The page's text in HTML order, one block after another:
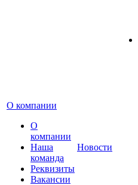
О компании
О
компании
Наша
команда
Реквизиты
Вакансии
Новости